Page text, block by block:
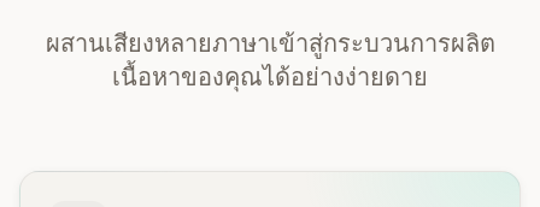
ผสานเสียงหลายภาษาเข้าสู่กระบวนการผลิต
เนื้อหาของคุณได้อย่างง่ายดาย